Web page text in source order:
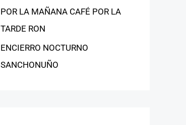
POR LA MAÑANA CAFÉ POR LA
TARDE RON
ENCIERRO NOCTURNO
SANCHONUÑO